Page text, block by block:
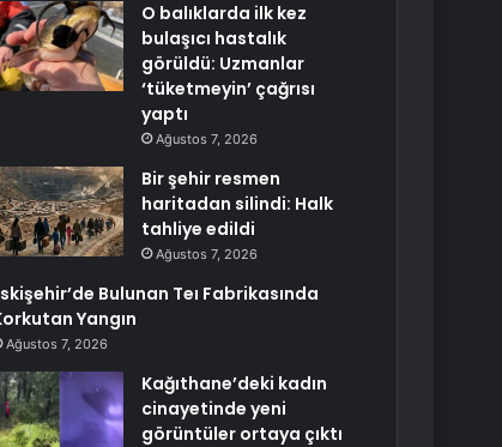
O balıklarda ilk kez
bulaşıcı hastalık
görüldü: Uzmanlar
‘tüketmeyin’ çağrısı
yaptı
Ağustos 7, 2026
Bir şehir resmen
haritadan silindi: Halk
tahliye edildi
Ağustos 7, 2026
Bulunan Teı Fabrikasında
Yangın
Ağustos 7, 2026
Kağıthane’deki kadın
cinayetinde yeni
görüntüler ortaya çıktı